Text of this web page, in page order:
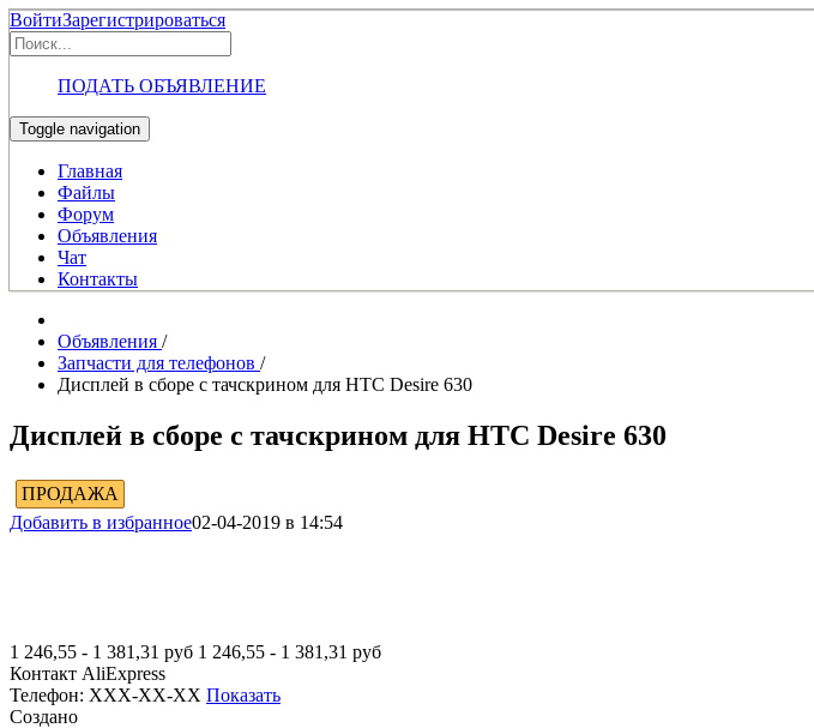
ВойтиЗарегистрироваться
ПОДАТЬ ОБЪЯВЛЕНИЕ
Toggle navigation
Главная
Файлы
Форум
Объявления
Чат
Контакты
Объявления /
Запчасти для телефонов /
Дисплей в сборе с тачскрином для HTC Desire 630
Дисплей в сборе с тачскрином для HTC Desire 630
ПРОДАЖА
Добавить в избранное02-04-2019 в 14:54
1 246,55 - 1 381,31 руб 1 246,55 - 1 381,31 руб
Контакт AliExpress
Телефон: XXX-XX-XX Показать
Создано